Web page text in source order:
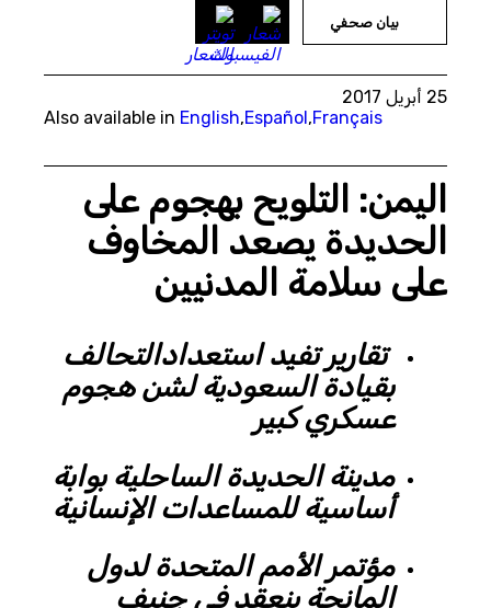
بيان صحفي
25 أبريل 2017
Also available in English,Español,Français
اليمن: التلويح بهجوم على
الحديدة يصعد المخاوف
على سلامة المدنيين
تقارير تفيد استعدادالتحالف
بقيادة السعودية لشن هجوم
عسكري كبير
مدينة الحديدة الساحلية بوابة
أساسية للمساعدات الإنسانية
مؤتمر الأمم المتحدة لدول
المانحة ينعقد في جنيف